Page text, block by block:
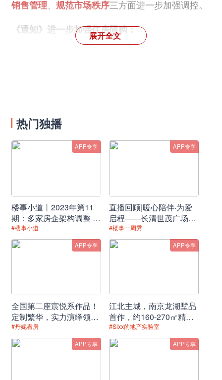
销售管理、 规范市场秩序三方面进一步加强调控。
《通知》进一步加强住房限购：
在本市限购范围内
满48个月
，方可在本市限购范围内 限购1套住房。
一是规定本市限购范围内，新建商品住房项目公证
摇号公开销售时，购房意向登记家庭数与公开销售
房源数的比例大于或等于10:1的，无房家庭、普通
家庭分别按社保缴纳月数从多到少排序，高层次人
一定比例入围公证摇号。多个购房意向登记家庭均
达到入围最低社保月数的，一并入围摇号。购房意
向登记家庭社保缴纳时间自2006年1月起算，按购
展开全文
热门独播
APP专享
楼事小道丨2023年第11
期：多家房企架构调整 人
事变动频繁
#楼事小道
APP专享
直播回顾|暖心陪伴·为爱
启程——长清世茂广场X
阑珊市集爱心义卖捐赠仪
式
#楼事一周秀
APP专享
全国第二座宸悦系作品！
定制繁华，实力演绎领先
时代的生活范本！
#丹妮看房
APP专享
江北主城，南京龙湖墅品
首作，约160-270㎡精妆
温泉叠墅，全城竞藏！
#Sixx的地产实验室
APP专享 APP专享